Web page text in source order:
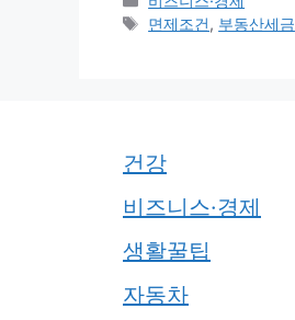
테
태
면제조건, 부동산세금
건강
비즈니스·경제
생활꿀팁
자동차